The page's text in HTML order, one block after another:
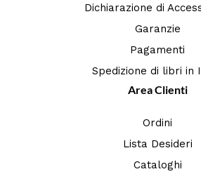
Dichiarazione di
Garanzie
Pagamenti
Spedizione di libri in
Area Clienti
Ordini
Lista Desideri
Cataloghi